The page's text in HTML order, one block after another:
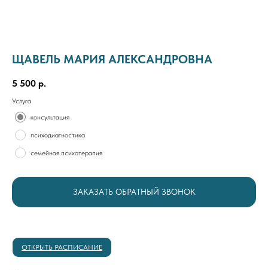
ЩАВЕЛЬ МАРИЯ АЛЕКСАНДРОВНА
5 500 р.
Услуга
консультация
психодиагностика
семейная психотерапия
ЗАКАЗАТЬ ОБРАТНЫЙ ЗВОНОК
ОТКРЫТЬ РАСПИСАНИЕ